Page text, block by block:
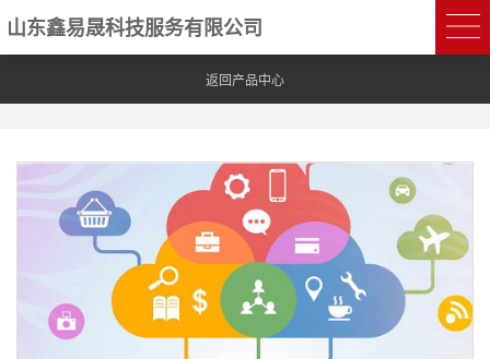
山东鑫易晟科技服务有限公司
返回产品中心